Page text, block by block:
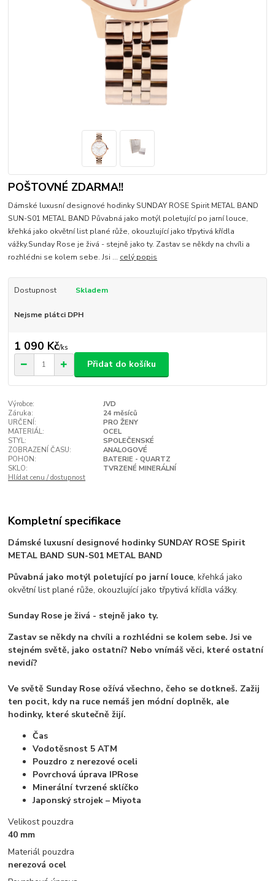
POŠTOVNÉ ZDARMA!!
Dámské luxusní designové hodinky SUNDAY ROSE Spirit METAL BAND
SUN-S01 METAL BAND Půvabná jako motýl poletující po jarní louce,
křehká jako okvětní list plané růže, okouzlující jako třpytivá křídla
vážky.Sunday Rose je živá - stejně jako ty. Zastav se někdy na chvíli a
rozhlédni se kolem sebe. Jsi ... celý popis
Dostupnost Skladem
Nejsme plátci DPH
1 090 Kč/ks
Přidat do košíku
Výrobce:
JVD
Záruka:
24 měsíců
URČENÍ:
PRO ŽENY
MATERIÁL:
OCEL
STYL:
SPOLEČENSKÉ
ZOBRAZENÍ ČASU:
ANALOGOVÉ
POHON:
BATERIE - QUARTZ
SKLO:
TVRZENÉ MINERÁLNÍ
Hlídat cenu / dostupnost
Kompletní specifikace
Dámské luxusní designové hodinky SUNDAY ROSE Spirit
METAL BAND SUN-S01 METAL BAND
Půvabná jako motýl poletující po jarní louce, křehká jako
okvětní list plané růže, okouzlující jako třpytivá křídla vážky.
Sunday Rose je živá - stejně jako ty.
Zastav se někdy na chvíli a rozhlédni se kolem sebe. Jsi ve
stejném světě, jako ostatní? Nebo vnímáš věci, které ostatní
nevidí?
Ve světě Sunday Rose ožívá všechno, čeho se dotkneš. Zažij
ten pocit, kdy na ruce nemáš jen módní doplněk, ale
hodinky, které skutečně žijí.
Čas
Vodotěsnost 5 ATM
Pouzdro z nerezové oceli
Povrchová úprava IPRose
Minerální tvrzené sklíčko
Japonský strojek – Miyota
Velikost pouzdra
40 mm
Materiál pouzdra
nerezová ocel